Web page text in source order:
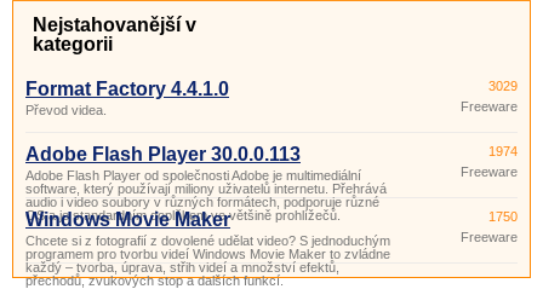
Nejstahovanější v
kategorii
Format Factory 4.4.1.0
Převod videa.
3029
Freeware
Adobe Flash Player 30.0.0.113
Adobe Flash Player od společnosti Adobe je multimediální
software, který používají miliony uživatelů internetu. Přehrává
audio i video soubory v různých formátech, podporuje různé
OS a je standardním doplňkem ve většině prohlížečů.
1974
Freeware
Windows Movie Maker
Chcete si z fotografií z dovolené udělat video? S jednoduchým
programem pro tvorbu videí Windows Movie Maker to zvládne
každý – tvorba, úprava, střih videí a množství efektů,
přechodů, zvukových stop a dalších funkcí.
1750
Freeware